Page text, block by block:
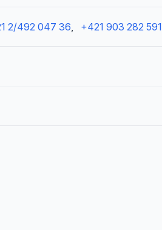
2/492 047 36, +421 903 282 591